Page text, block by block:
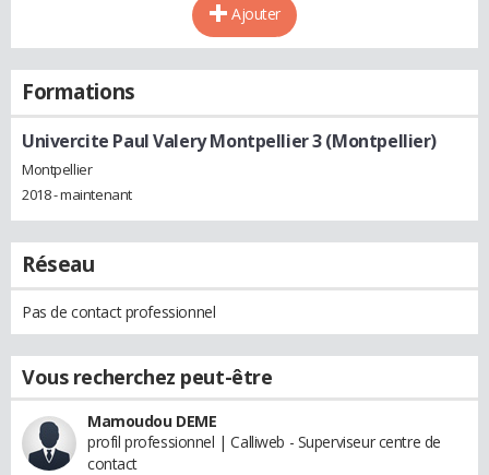
Ajouter
Formations
Univercite Paul Valery Montpellier 3 (Montpellier)
Montpellier
2018 - maintenant
Réseau
Pas de contact professionnel
Vous recherchez peut-être
Mamoudou DEME
profil professionnel | Calliweb - Superviseur centre de
contact